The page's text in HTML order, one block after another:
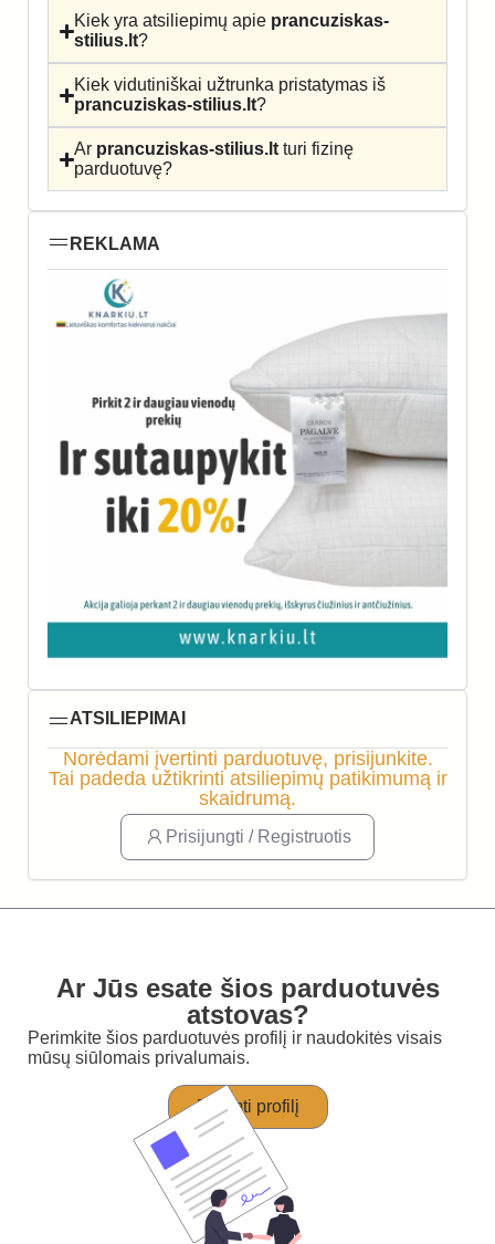
Kiek yra atsiliepimų apie prancuziskas-
stilius.lt?
Kiek vidutiniškai užtrunka pristatymas iš
prancuziskas-stilius.lt?
Ar prancuziskas-stilius.lt turi fizinę
parduotuvę?
REKLAMA
ATSILIEPIMAI
Norėdami įvertinti parduotuvę, prisijunkite.
Tai padeda užtikrinti atsiliepimų patikimumą ir
skaidrumą.
Prisijungti / Registruotis
Ar Jūs esate šios parduotuvės
atstovas?
Perimkite šios parduotuvės profilį ir naudokitės visais
mūsų siūlomais privalumais.
Perimti profilį